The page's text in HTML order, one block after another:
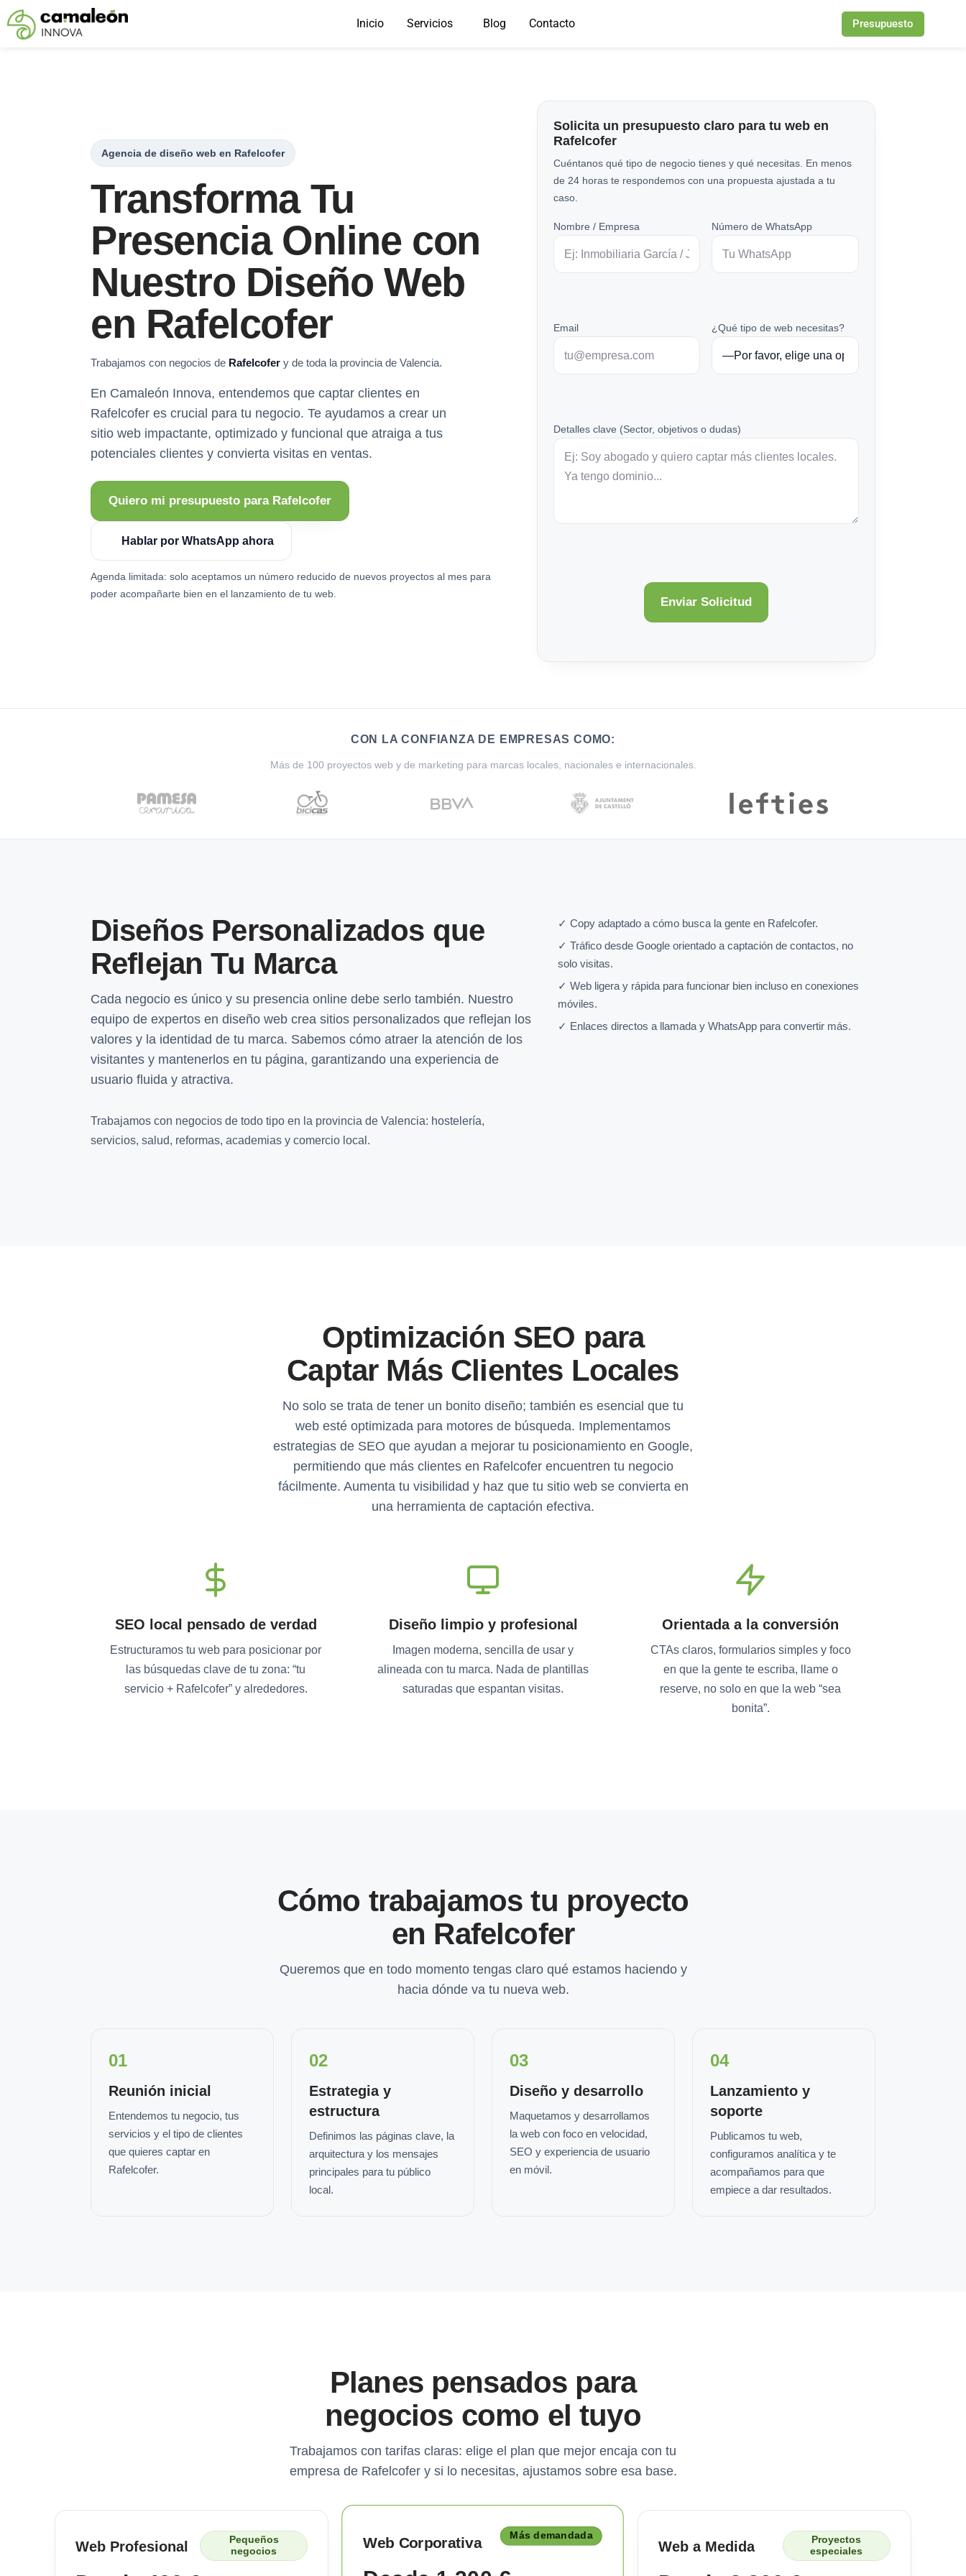
Saltar
Inicio Servicios Blog Contacto Presupuesto
Agencia de diseño web en Rafelcofer
Transforma Tu
Presencia Online con
Nuestro Diseño Web
en Rafelcofer
Trabajamos con negocios de Rafelcofer y de toda la provincia de Valencia.
En Camaleón Innova, entendemos que captar clientes en
Rafelcofer es crucial para tu negocio. Te ayudamos a crear un
sitio web impactante, optimizado y funcional que atraiga a tus
potenciales clientes y convierta visitas en ventas.
Quiero mi presupuesto para Rafelcofer
Hablar por WhatsApp ahora
Agenda limitada: solo aceptamos un número reducido de nuevos proyectos al mes para
poder acompañarte bien en el lanzamiento de tu web.
Solicita un presupuesto claro para tu web en
Rafelcofer
Cuéntanos qué tipo de negocio tienes y qué necesitas. En menos
de 24 horas te respondemos con una propuesta ajustada a tu
caso.
Nombre / Empresa Número de WhatsApp
Email ¿Qué tipo de web necesitas?
Detalles clave (Sector, objetivos o dudas)
CON LA CONFIANZA DE EMPRESAS COMO:
Más de 100 proyectos web y de marketing para marcas locales, nacionales e internacionales.
Diseños Personalizados que
Reflejan Tu Marca
Cada negocio es único y su presencia online debe serlo también. Nuestro
equipo de expertos en diseño web crea sitios personalizados que reflejan los
valores y la identidad de tu marca. Sabemos cómo atraer la atención de los
visitantes y mantenerlos en tu página, garantizando una experiencia de
usuario fluida y atractiva.
Trabajamos con negocios de todo tipo en la provincia de Valencia: hostelería,
servicios, salud, reformas, academias y comercio local.
✓ Copy adaptado a cómo busca la gente en Rafelcofer.
✓ Tráfico desde Google orientado a captación de contactos, no
solo visitas.
✓ Web ligera y rápida para funcionar bien incluso en conexiones
móviles.
✓ Enlaces directos a llamada y WhatsApp para convertir más.
Optimización SEO para
Captar Más Clientes Locales
No solo se trata de tener un bonito diseño; también es esencial que tu
web esté optimizada para motores de búsqueda. Implementamos
estrategias de SEO que ayudan a mejorar tu posicionamiento en Google,
permitiendo que más clientes en Rafelcofer encuentren tu negocio
fácilmente. Aumenta tu visibilidad y haz que tu sitio web se convierta en
una herramienta de captación efectiva.
SEO local pensado de verdad
Estructuramos tu web para posicionar por
las búsquedas clave de tu zona: “tu
servicio + Rafelcofer” y alrededores.
Diseño limpio y profesional
Imagen moderna, sencilla de usar y
alineada con tu marca. Nada de plantillas
saturadas que espantan visitas.
Orientada a la conversión
CTAs claros, formularios simples y foco
en que la gente te escriba, llame o
reserve, no solo en que la web “sea
bonita”.
Cómo trabajamos tu proyecto
en Rafelcofer
Queremos que en todo momento tengas claro qué estamos haciendo y
hacia dónde va tu nueva web.
01
Reunión inicial
Entendemos tu negocio, tus
servicios y el tipo de clientes
que quieres captar en
Rafelcofer.
02
Estrategia y
estructura
Definimos las páginas clave, la
arquitectura y los mensajes
principales para tu público
local.
03
Diseño y desarrollo
Maquetamos y desarrollamos
la web con foco en velocidad,
SEO y experiencia de usuario
en móvil.
04
Lanzamiento y
soporte
Publicamos tu web,
configuramos analítica y te
acompañamos para que
empiece a dar resultados.
Planes pensados para
negocios como el tuyo
Trabajamos con tarifas claras: elige el plan que mejor encaja con tu
empresa de Rafelcofer y si lo necesitas, ajustamos sobre esa base.
Web Profesional
Pequeños
negocios
Web Corporativa Más demandada
Web a Medida
Proyectos
especiales